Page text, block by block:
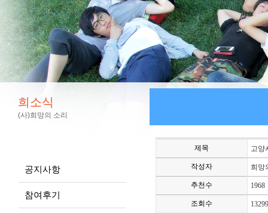
희소식
(사)희망의 소리
공지사항
참여후기
제목 고양
작성자 희망
추천수 1968
조회수 13299